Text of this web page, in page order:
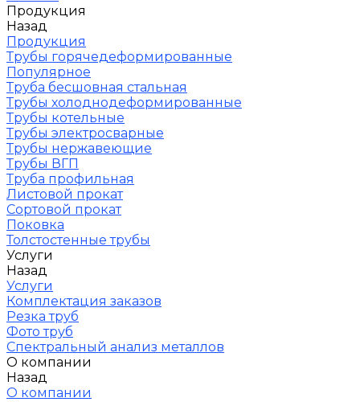
Продукция
Назад
Продукция
Трубы горячедеформированные
Популярное
Труба бесшовная стальная
Трубы холоднодеформированные
Трубы котельные
Трубы электросварные
Трубы нержавеющие
Трубы ВГП
Труба профильная
Листовой прокат
Сортовой прокат
Поковка
Толстостенные трубы
Услуги
Назад
Услуги
Комплектация заказов
Резка труб
Фото труб
Спектральный анализ металлов
О компании
Назад
О компании